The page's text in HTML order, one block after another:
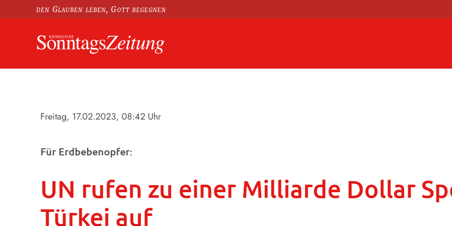
den Glauben leben, Gott begegnen
Freitag, 17.02.2023, 08:42 Uhr
Für Erdbebenopfer:
UN rufen zu einer Milliarde Dollar
Türkei auf